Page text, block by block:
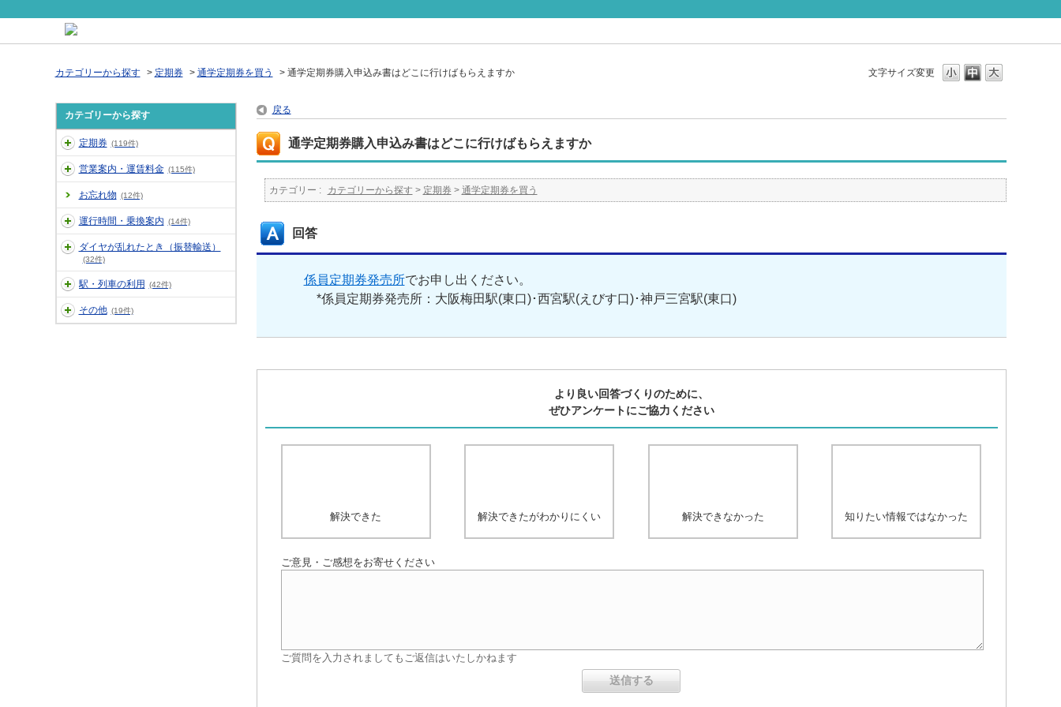
文字サイズ変更
カテゴリーから探す > 定期券 > 通学定期券を買う > 通学定期券購入申込み書はどこに行けばもらえますか
カテゴリーから探す
定期券 (119件)
営業案内・運賃料金 (115件)
お忘れ物 (12件)
運行時間・乗換案内 (14件)
ダイヤが乱れたとき（振替輸送）
(32件)
駅・列車の利用 (42件)
その他 (19件)
戻る
通学定期券購入申込み書はどこに行けばもらえますか
カテゴリー : カテゴリーから探す > 定期券 > 通学定期券を買う
回答
係員定期券発売所でお申し出ください。
*係員定期券発売所：大阪梅田駅(東口)･西宮駅(えびす口)･神戸三宮駅(東口)
より良い回答づくりのために、
ぜひアンケートにご協力ください
解決できた 解決できたがわかりにくい 解決できなかった 知りたい情報ではなかった
ご意見・ご感想をお寄せください
ご質問を入力されましてもご返信はいたしかねます